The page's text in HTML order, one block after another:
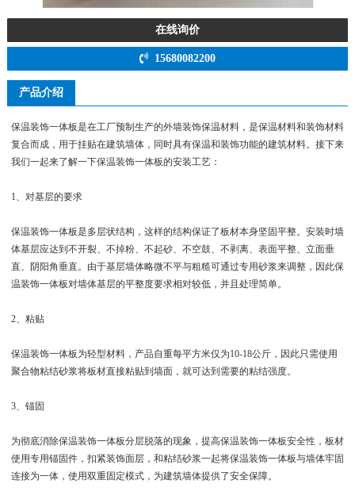
在线询价
15680082200
产品介绍
保温装饰一体板是在工厂预制生产的外墙装饰保温材料，是保温材料和装饰材料
复合而成，用于挂贴在建筑墙体，同时具有保温和装饰功能的建筑材料。接下来
我们一起来了解一下保温装饰一体板的安装工艺：
1、对基层的要求
保温装饰一体板是多层状结构，这样的结构保证了板材本身坚固平整。安装时墙
体基层应达到不开裂、不掉粉、不起砂、不空鼓、不剥离、表面平整、立面垂
直、阴阳角垂直。由于基层墙体略微不平与粗糙可通过专用砂浆来调整，因此保
温装饰一体板对墙体基层的平整度要求相对较低，并且处理简单。
2、粘贴
保温装饰一体板为轻型材料，产品自重每平方米仅为10-18公斤，因此只需使用
聚合物粘结砂浆将板材直接粘贴到墙面，就可达到需要的粘结强度。
3、锚固
为彻底消除保温装饰一体板分层脱落的现象，提高保温装饰一体板安全性，板材
使用专用锚固件，扣紧装饰面层，和粘结砂浆一起将保温装饰一体板与墙体牢固
连接为一体，使用双重固定模式，为建筑墙体提供了安全保障。